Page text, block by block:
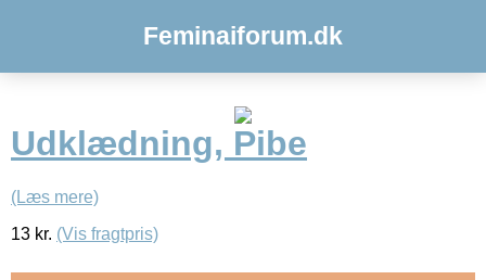
Feminaiforum.dk
Udklædning, Pibe
(Læs mere)
13 kr. (Vis fragtpris)